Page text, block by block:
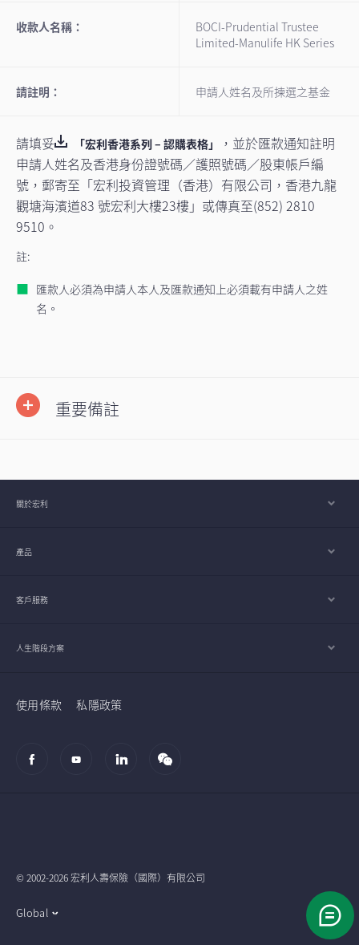
收款人名稱：
BOCI-Prudential Trustee
Limited-Manulife HK Series
請註明： 申請人姓名及所揀選之基金
請填妥 「宏利香港系列 – 認購表格」
，並於匯款通知註明
申請人姓名及香港身份證號碼／護照號碼／股東帳戶編
號，郵寄至「宏利投資管理（香港）有限公司，香港九龍
觀塘海濱道83 號宏利大樓23樓」或傳真至(852) 2810
9510。
註:
匯款人必須為申請人本人及匯款通知上必須載有申請人之姓
名。
重要備註
關於宏利
產品
客戶服務
人生階段方案
使用條款 私隱政策
© 2002-2026 宏利人壽保險（國際）有限公司
Global